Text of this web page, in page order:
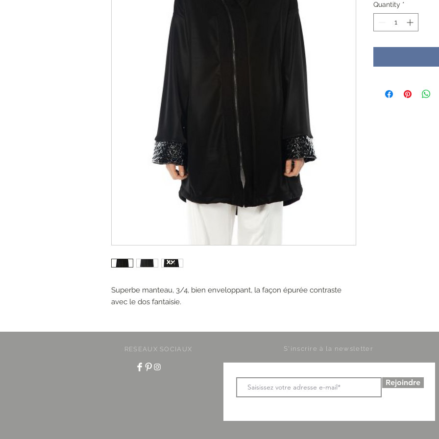
Superbe manteau, 3/4, bien enveloppant, la façon épurée contraste
avec le dos fantaisie.
Quantity *
RESEAUX SOCIAUX S'inscrire à la newsletter
Rejoindre